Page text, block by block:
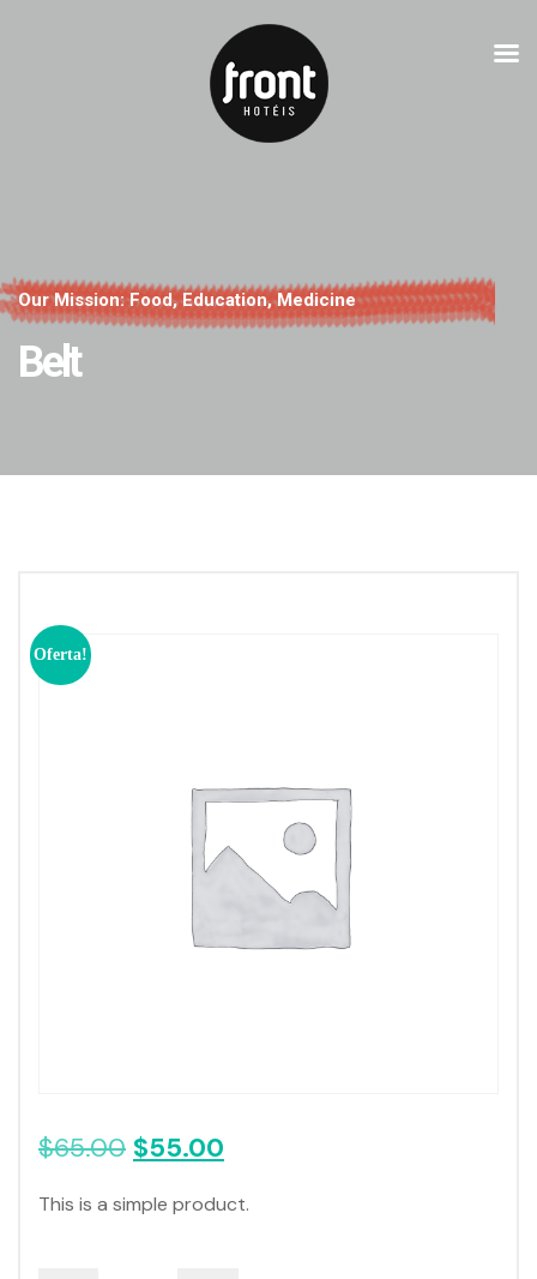
Our Mission:Food, Education, Medicine
Belt
Oferta!
$65.00 O
original
$55.00
atual
This is a simple product.